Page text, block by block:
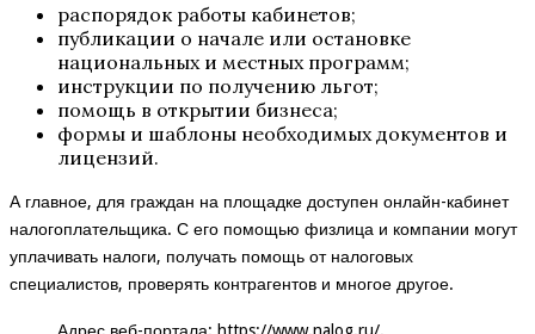
распорядок работы кабинетов;
публикации о начале или остановке
национальных и местных программ;
инструкции по получению льгот;
помощь в открытии бизнеса;
формы и шаблоны необходимых документов и
лицензий.
А главное, для граждан на площадке доступен онлайн-кабинет
налогоплательщика. С его помощью физлица и компании могут
уплачивать налоги, получать помощь от налоговых
специалистов, проверять контрагентов и многое другое.
Адрес веб-портала: https://www.nalog.ru/.